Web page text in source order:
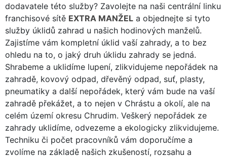
dodavatele této služby? Zavolejte na naši centrální linku
franchisové sítě EXTRA MANŽEL a objednejte si tyto
služby úklidů zahrad u našich hodinových manželů.
Zajistíme vám kompletní úklid vaší zahrady, a to bez
ohledu na to, o jaký druh úklidu zahrady se jedná.
Shrabeme a uklidíme lupení, zlikvidujeme nepořádek na
zahradě, kovový odpad, dřevěný odpad, suť, plasty,
pneumatiky a další nepořádek, který vám bude na vaší
zahradě překážet, a to nejen v Chrástu a okolí, ale na
celém území okresu Chrudim. Veškerý nepořádek ze
zahrady uklidíme, odvezeme a ekologicky zlikvidujeme.
Techniku či počet pracovníků vám doporučíme a
zvolíme na základě našich zkušeností, rozsahu a